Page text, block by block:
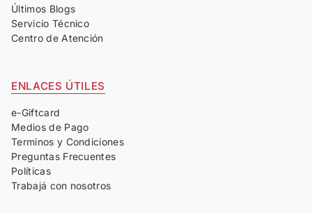
Últimos Blogs
Servicio Técnico
Centro de Atención
ENLACES ÚTILES
e-Giftcard
Medios de Pago
Terminos y Condiciones
Preguntas Frecuentes
Políticas
Trabajá con nosotros